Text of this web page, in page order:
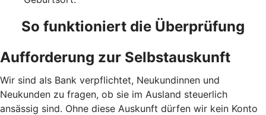
So funktioniert die Überprüfung
Aufforderung zur Selbstauskunft
Wir sind als Bank verpflichtet, Neukundinnen und
Neukunden zu fragen, ob sie im Ausland steuerlich
ansässig sind. Ohne diese Auskunft dürfen wir kein Konto